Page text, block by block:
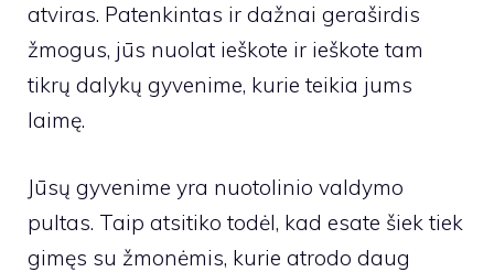
atviras. Patenkintas ir dažnai geraširdis
žmogus, jūs nuolat ieškote ir ieškote tam
tikrų dalykų gyvenime, kurie teikia jums
laimę.
Jūsų gyvenime yra nuotolinio valdymo
pultas. Taip atsitiko todėl, kad esate šiek tiek
gimęs su žmonėmis, kurie atrodo daug